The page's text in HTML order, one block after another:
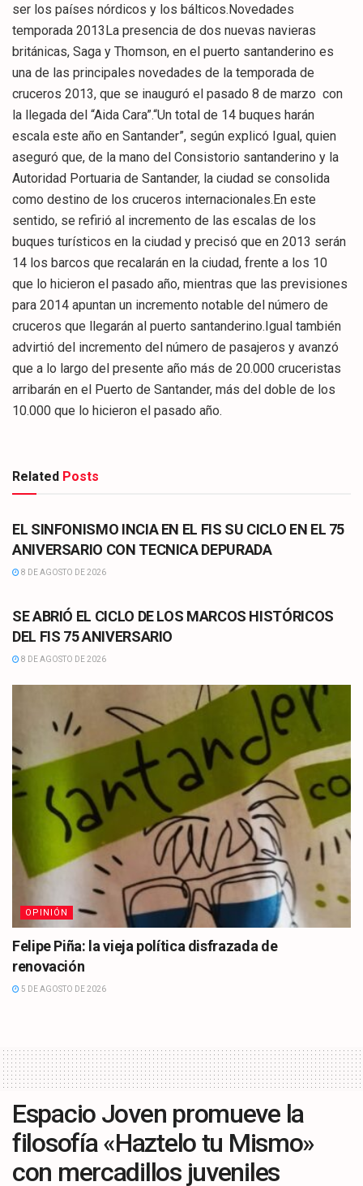
ser los países nórdicos y los bálticos.Novedades
temporada 2013La presencia de dos nuevas navieras
británicas, Saga y Thomson, en el puerto santanderino es
una de las principales novedades de la temporada de
cruceros 2013, que se inauguró el pasado 8 de marzo con
la llegada del “Aida Cara”.“Un total de 14 buques harán
escala este año en Santander”, según explicó Igual, quien
aseguró que, de la mano del Consistorio santanderino y la
Autoridad Portuaria de Santander, la ciudad se consolida
como destino de los cruceros internacionales.En este
sentido, se refirió al incremento de las escalas de los
buques turísticos en la ciudad y precisó que en 2013 serán
14 los barcos que recalarán en la ciudad, frente a los 10
que lo hicieron el pasado año, mientras que las previsiones
para 2014 apuntan un incremento notable del número de
cruceros que llegarán al puerto santanderino.Igual también
advirtió del incremento del número de pasajeros y avanzó
que a lo largo del presente año más de 20.000 cruceristas
arribarán en el Puerto de Santander, más del doble de los
10.000 que lo hicieron el pasado año.
Related Posts
CULTURA
EL SINFONISMO INCIA EN EL FIS SU CICLO EN EL 75
ANIVERSARIO CON TECNICA DEPURADA
8 DE AGOSTO DE 2026
SE ABRIÓ EL CICLO DE LOS MARCOS HISTÓRICOS
DEL FIS 75 ANIVERSARIO
8 DE AGOSTO DE 2026
OPINIÓN
Felipe Piña: la vieja política disfrazada de
renovación
5 DE AGOSTO DE 2026
Espacio Joven promueve la
filosofía «Haztelo tu Mismo»
con mercadillos juveniles